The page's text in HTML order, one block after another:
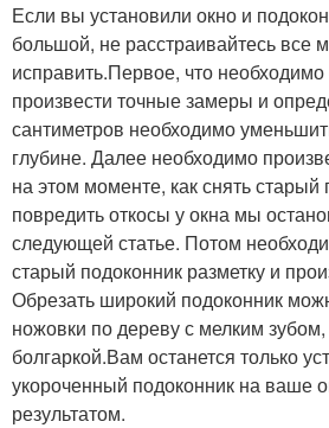
Если вы установили окно и
большой, не расстраивайтесь все
исправить.Первое, что необходимо
произвести точные замеры и
сантиметров необходимо
глубине. Далее необходимо
на этом моменте, как снять старый
повредить откосы у окна мы
следующей статье. Потом
старый подоконник разметку и
Обрезать широкий подоконник
ножовки по дереву с мелким
болгаркой.Вам останется только
укороченный подоконник на ваше
результатом.